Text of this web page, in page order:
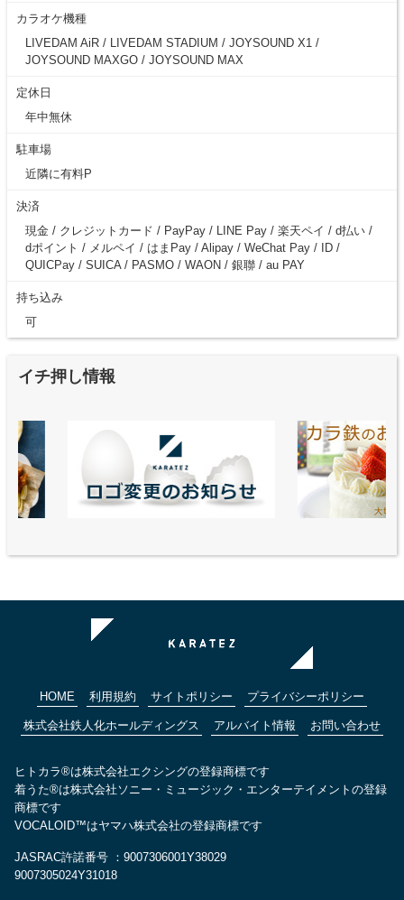
カラオケ機種
LIVEDAM AiR / LIVEDAM STADIUM / JOYSOUND X1 /
JOYSOUND MAXGO / JOYSOUND MAX
定休日
年中無休
駐車場
近隣に有料P
決済
現金 / クレジットカード / PayPay / LINE Pay / 楽天ペイ / d払い /
dポイント / メルペイ / はまPay / Alipay / WeChat Pay / ID /
QUICPay / SUICA / PASMO / WAON / 銀聯 / au PAY
持ち込み
可
イチ押し情報
HOME 利用規約 サイトポリシー プライバシーポリシー
株式会社鉄人化ホールディングス アルバイト情報 お問い合わせ
ヒトカラ®は株式会社エクシングの登録商標です
着うた®は株式会社ソニー・ミュージック・エンターテイメントの登録
商標です
VOCALOID™はヤマハ株式会社の登録商標です
JASRAC許諾番号 ：9007306001Y38029
9007305024Y31018